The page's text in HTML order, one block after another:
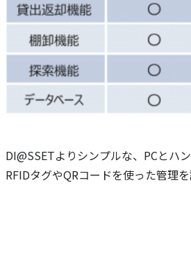
DI@SSETよりシンプルな、PCとハ
RFIDタグやQRコードを使った管理